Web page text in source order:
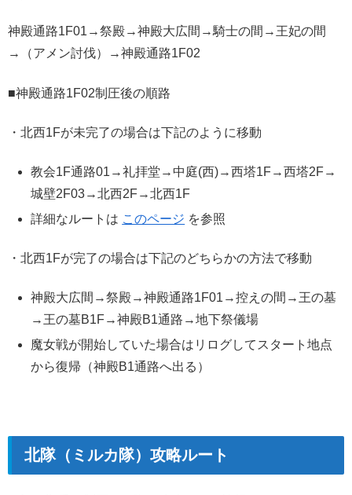
神殿通路1F01→祭殿→神殿大広間→騎士の間→王妃の間
→（アメン討伐）→神殿通路1F02
■神殿通路1F02制圧後の順路
・北西1Fが未完了の場合は下記のように移動
教会1F通路01→礼拝堂→中庭(西)→西塔1F→西塔2F→
城壁2F03→北西2F→北西1F
詳細なルートは このページ を参照
・北西1Fが完了の場合は下記のどちらかの方法で移動
神殿大広間→祭殿→神殿通路1F01→控えの間→王の墓
→王の墓B1F→神殿B1通路→地下祭儀場
魔女戦が開始していた場合はリログしてスタート地点
から復帰（神殿B1通路へ出る）
北隊（ミルカ隊）攻略ルート